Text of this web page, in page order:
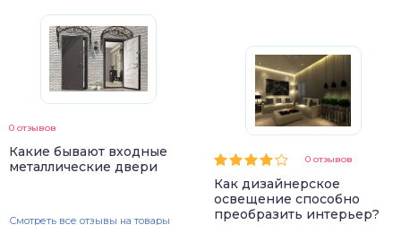
0 отзывов
Какие бывают входные
металлические двери
Смотреть все отзывы на товары
0 отзывов
Как дизайнерское
освещение способно
преобразить интерьер?